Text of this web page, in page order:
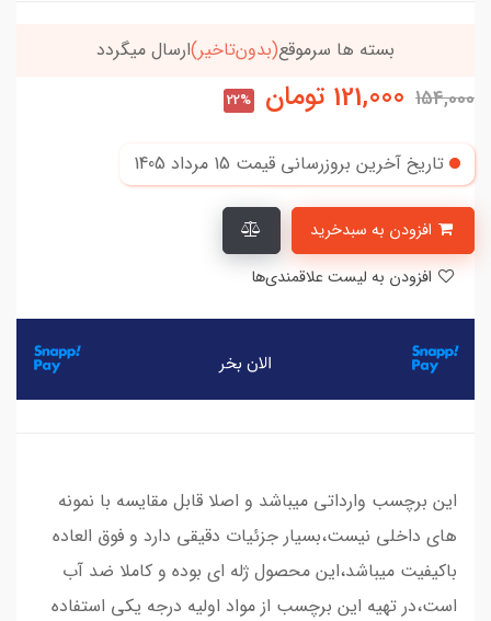
(بدون‌تاخیر)ارسال میگردد خریدتو به
154,000
121,000 تومان 22%
تاریخ آخرین بروزرسانی قیمت 15 مرداد 1405
این برچسب وارداتی میباشد و اصلا قابل مقایسه با نمونه
های داخلی نیست،بسیار جزئیات دقیقی دارد و فوق العاده
باکیفیت میباشد،این محصول ژله ای بوده و کاملا ضد آب
است،در تهیه این برچسب از مواد اولیه درجه یکی استفاده